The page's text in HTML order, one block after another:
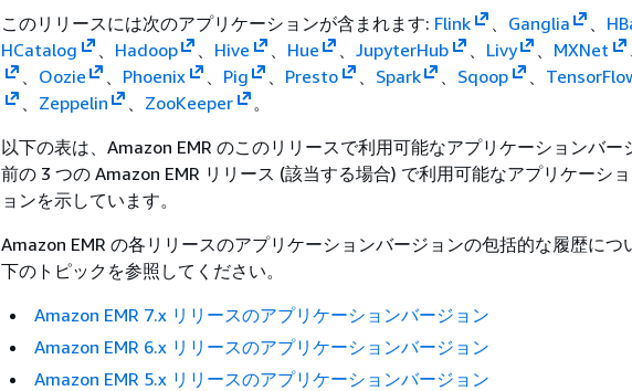
このリリースには次のアプリケーションが含まれます: Flink Ganglia
HCatalog
Hadoop Hive Hue JupyterHub Livy MXNet
Oozie Phoenix Pig Presto Spark Sqoop
Zeppelin ZooKeeper
。
以下の表は、Amazon EMR のこのリリースで利用可能なアプリケーションバー
前の 3 つの Amazon EMR リリース (該当する場合) で利用可能なアプリケーシ
ョンを示しています。
Amazon EMR の各リリースのアプリケーションバージョンの包括的な履歴につ
下のトピックを参照してください。
Amazon EMR 7.x リリースのアプリケーションバージョン
Amazon EMR 6.x リリースのアプリケーションバージョン
Amazon EMR 5.x リリースのアプリケーションバージョン